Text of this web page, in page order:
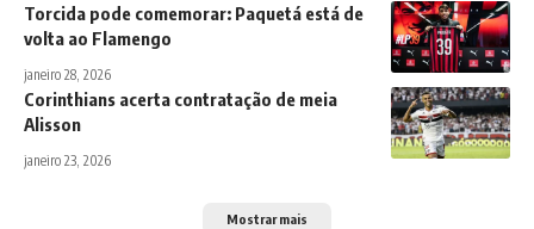
Torcida pode comemorar: Paquetá está de
volta ao Flamengo
janeiro 28, 2026
Corinthians acerta contratação de meia
Alisson
janeiro 23, 2026
Mostrar mais